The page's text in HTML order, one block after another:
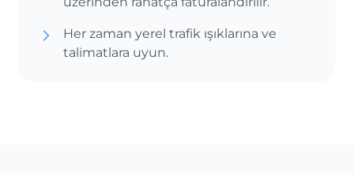
Her zaman yerel trafik ışıklarına ve
talimatlara uyun.